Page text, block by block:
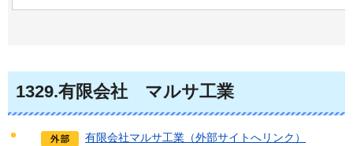
1329.有限会社 マルサ工業
有限会社マルサ工業（外部サイトへリンク）